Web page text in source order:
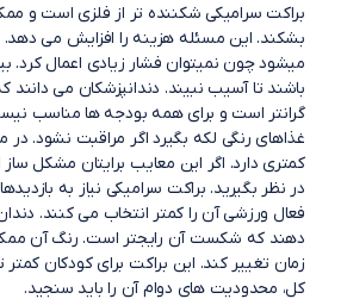
براکت سرامیکی شکننده تر از فلزی است و
بشکند. این مسئله هزینه را افزایش می دهد.
میشود چون نمیتوان فشار زیادی اعمال کرد.
باشند تا آسیب نبیند. دندانپزشکان می دانند
گرانتر است و برای همه بودجه ها مناسب
غذاهای رنگی لکه بگیرد اگر مراقبت نشود. در
کمتری دارد. اگر این معایب برایتان مشکل
در نظر بگیرید. براکت سرامیکی نیاز به
فعال ورزشی آن را کمتر انتخاب می کنند.
دهند که شکست آن رایجتر است. رنگ آن
زمان تغییر کند. این براکت برای کودکان
کل، محدودیت های دوام آن را باید سنجید.